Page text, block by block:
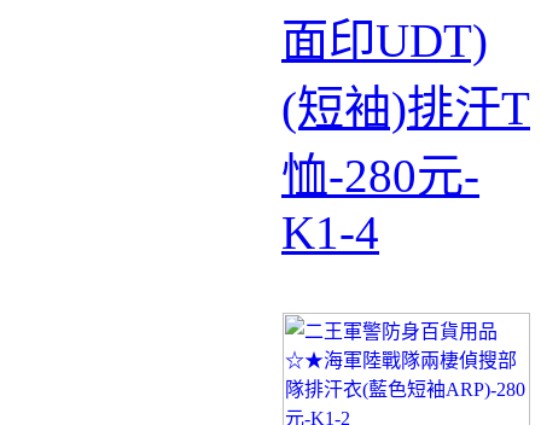
面印UDT)
(短袖)排汗T
恤-280元-
K1-4